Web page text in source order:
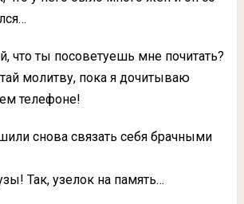
что ты посоветуешь мне почитать?
молитву, пока я дочитываю
телефоне!
снова связать себя брачными
Так, узелок на память…